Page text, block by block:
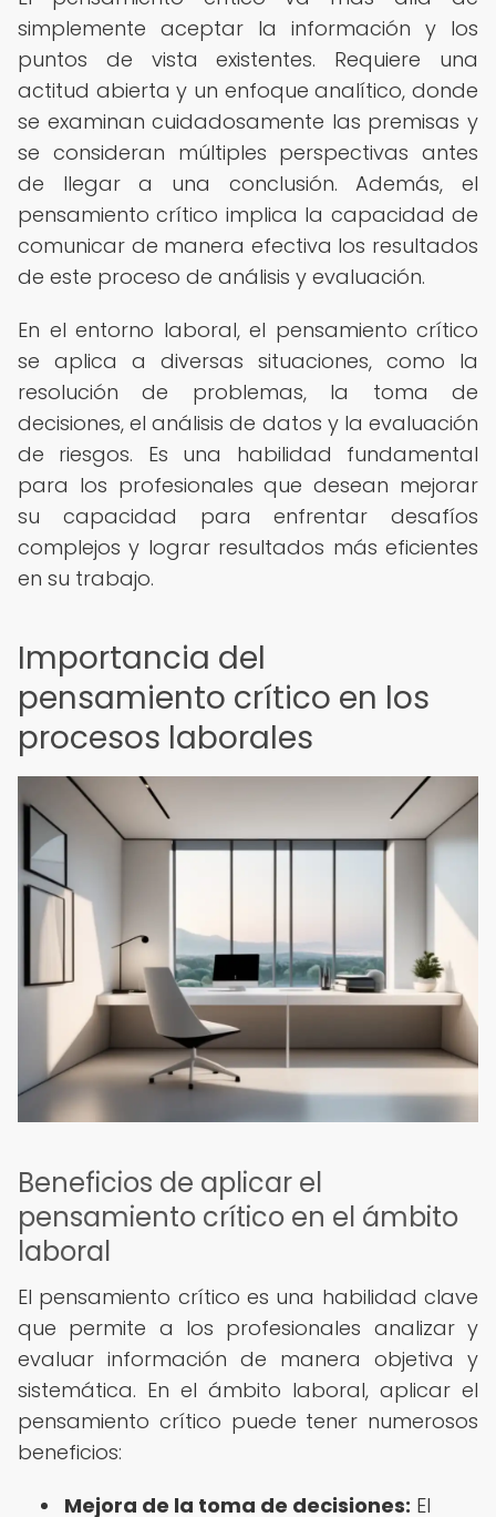
simplemente aceptar la información y los
puntos de vista existentes. Requiere una
actitud abierta y un enfoque analítico, donde
se examinan cuidadosamente las premisas y
se consideran múltiples perspectivas antes
de llegar a una conclusión. Además, el
pensamiento crítico implica la capacidad de
comunicar de manera efectiva los resultados
de este proceso de análisis y evaluación.
En el entorno laboral, el pensamiento crítico
se aplica a diversas situaciones, como la
resolución de problemas, la toma de
decisiones, el análisis de datos y la evaluación
de riesgos. Es una habilidad fundamental
para los profesionales que desean mejorar
su capacidad para enfrentar desafíos
complejos y lograr resultados más eficientes
en su trabajo.
Importancia del
pensamiento crítico en los
procesos laborales
Beneficios de aplicar el
pensamiento crítico en el ámbito
laboral
El pensamiento crítico es una habilidad clave
que permite a los profesionales analizar y
evaluar información de manera objetiva y
sistemática. En el ámbito laboral, aplicar el
pensamiento crítico puede tener numerosos
beneficios:
Mejora de la toma de decisiones: El